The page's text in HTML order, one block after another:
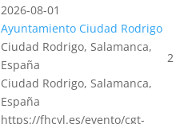
2026-08-01
Ayuntamiento Ciudad Rodrigo
Ciudad Rodrigo, Salamanca,
España
Ciudad Rodrigo, Salamanca,
España
https://fhcyl.es/evento/cgt-
2